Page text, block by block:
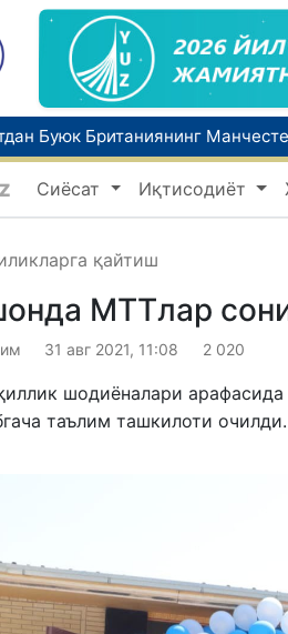
кунлари Ўзбекистонда ҳаво
Сиёсат Иқтисодиёт
қайтиш
МТТлар
31 авг 2021, 11:08 2 020
шодиёналари
таълим ташкилоти очилди.